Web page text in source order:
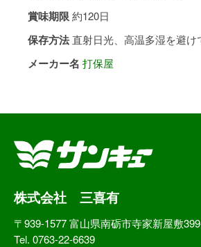
賞味期限約120日
保存方法直射日光、高温多湿を避け
メーカー名 打保屋
株式会社 三喜有
〒939-1577 富山県南砺市寺家新屋敷
Tel. 0763-22-6639